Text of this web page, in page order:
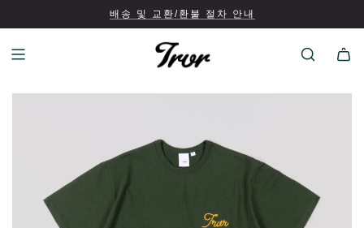
배송 및 교환/환불 절차 안내